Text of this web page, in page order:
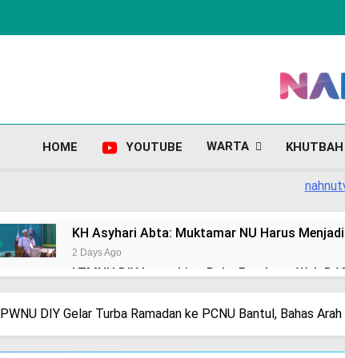
Jogja
HOME YOUTUBE WARTA KHUTBAH
KH Asyhari Abta: Muktamar NU Harus
2 Days Ago
LTMNU DIY Launching Buku Panduan, Web
5 Days Ago
PWNU DIY dan PCNU Se-DIY Serukan
Intervensi Eksternal
PWNU DIY Gelar Turba Ramadan ke PCNU Bantul, Bahas